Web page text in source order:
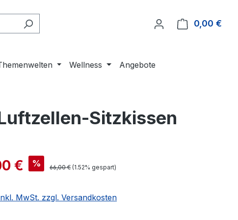
0,00 €
Wellness Angebote
Sitzkissen
€ % 66,00 € (1.52% gespart)
MwSt. zzgl. Versandkosten